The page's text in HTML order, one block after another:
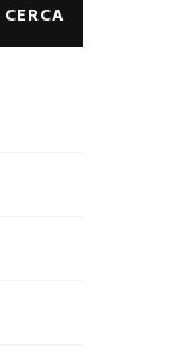
CERCA